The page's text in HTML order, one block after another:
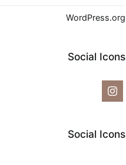
WordPress.org
Social Icons
Social Icons